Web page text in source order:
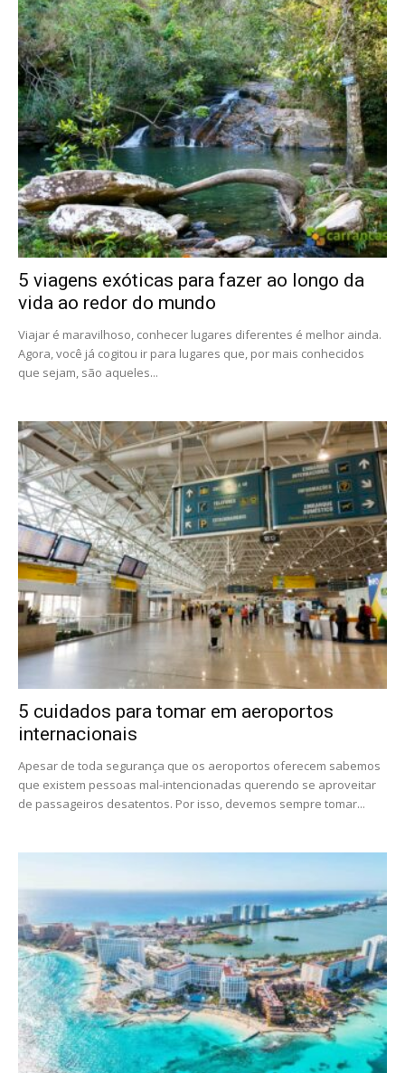
5 viagens exóticas para fazer ao longo da
vida ao redor do mundo
Viajar é maravilhoso, conhecer lugares diferentes é melhor ainda.
Agora, você já cogitou ir para lugares que, por mais conhecidos
que sejam, são aqueles...
5 cuidados para tomar em aeroportos
internacionais
Apesar de toda segurança que os aeroportos oferecem sabemos
que existem pessoas mal-intencionadas querendo se aproveitar
de passageiros desatentos. Por isso, devemos sempre tomar...